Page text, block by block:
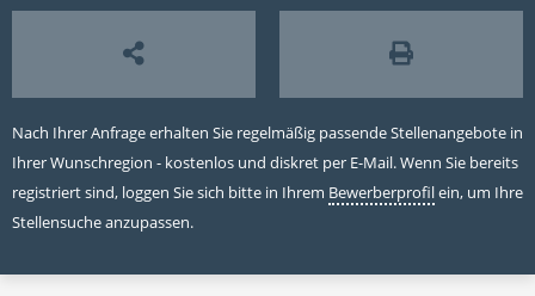
Nach Ihrer Anfrage erhalten Sie regelmäßig passende Stellenangebote in
Ihrer Wunschregion - kostenlos und diskret per E-Mail. Wenn Sie bereits
registriert sind, loggen Sie sich bitte in Ihrem Bewerberprofilein, um Ihre
Stellensuche anzupassen.